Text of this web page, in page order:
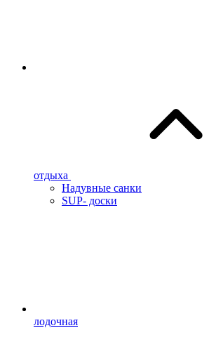
отдыха
Надувные санки
SUP- доски
лодочная